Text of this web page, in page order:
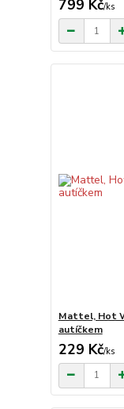
799 Kč/ks
Mattel, Hot
autíčkem
229 Kč/ks